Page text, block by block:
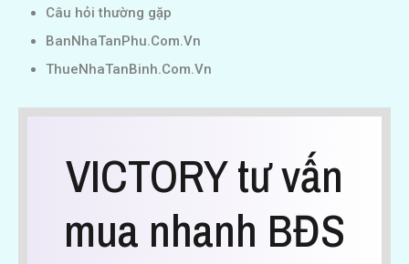
Câu hỏi thường gặp
BanNhaTanPhu.Com.Vn
ThueNhaTanBinh.Com.Vn
VICTORY tư vấn
mua nhanh BĐS